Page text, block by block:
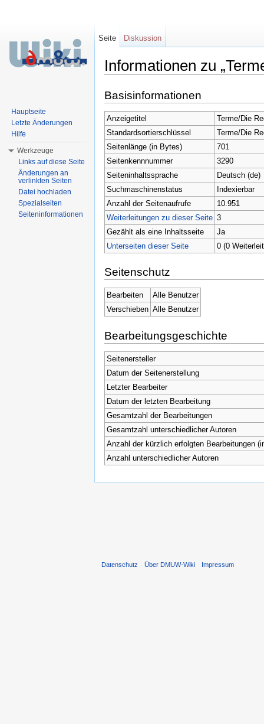
Informationen zu
Basisinformationen
Anzeigetitel
Terme/Die
Standardsortierschlüssel
Terme/Die
Seitenlänge (in Bytes)
701
Seitenkennnummer
3290
Seiteninhaltssprache
Deutsch (de)
Suchmaschinenstatus
Indexierbar
Anzahl der Seitenaufrufe
10.951
Weiterleitungen zu dieser Seite 3
Gezählt als eine Inhaltsseite
Ja
Unterseiten dieser Seite
0 (0
Seitenschutz
Bearbeiten
Alle Benutzer
Verschieben Alle Benutzer
Bearbeitungsgeschichte
Seitenersteller
Datum der Seitenerstellung
Letzter Bearbeiter
Datum der letzten Bearbeitung
Gesamtzahl der Bearbeitungen
Gesamtzahl unterschiedlicher Autoren
Anzahl der kürzlich erfolgten Bearbeitungen
Anzahl unterschiedlicher Autoren
Seite Diskussion
Hauptseite
Letzte Änderungen
Hilfe
Werkzeuge
Links auf diese Seite
Änderungen an
verlinkten Seiten
Datei hochladen
Spezialseiten
Seiteninformationen
Datenschutz Über DMUW-Wiki Impressum